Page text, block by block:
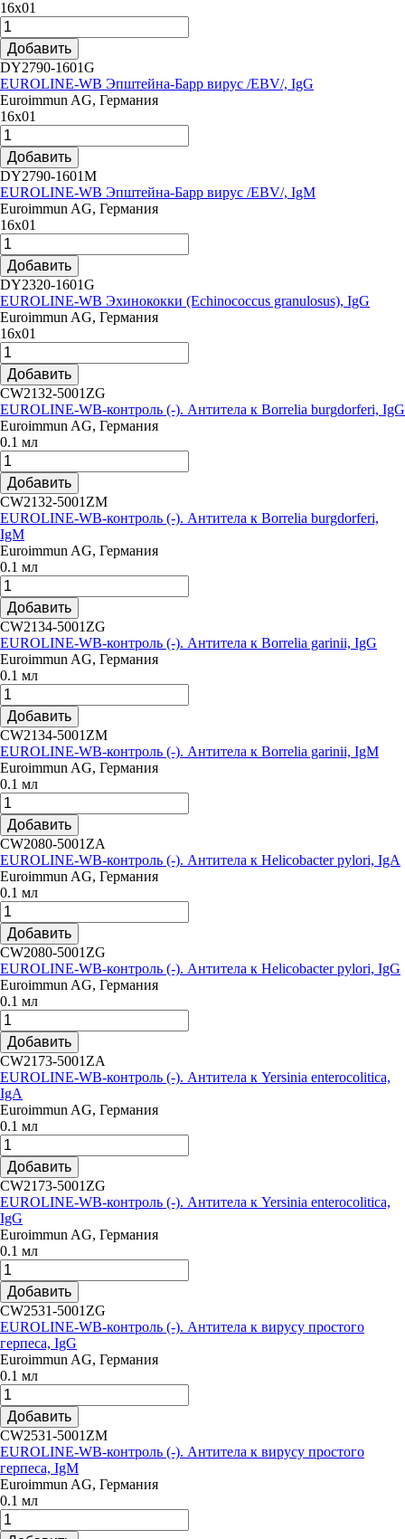
16х01
Добавить
DY2790-1601G
EUROLINE-WB Эпштейна-Барр вирус /EBV/, IgG
Euroimmun AG, Германия
16х01
Добавить
DY2790-1601M
EUROLINE-WB Эпштейна-Барр вирус /EBV/, IgM
Euroimmun AG, Германия
16х01
Добавить
DY2320-1601G
EUROLINE-WB Эхинококки (Echinococcus granulosus), IgG
Euroimmun AG, Германия
16х01
Добавить
CW2132-5001ZG
EUROLINE-WB-контроль (-). Антитела к Borrelia burgdorferi, IgG
Euroimmun AG, Германия
0.1 мл
Добавить
CW2132-5001ZM
EUROLINE-WB-контроль (-). Антитела к Borrelia burgdorferi,
IgM
Euroimmun AG, Германия
0.1 мл
Добавить
CW2134-5001ZG
EUROLINE-WB-контроль (-). Антитела к Borrelia garinii, IgG
Euroimmun AG, Германия
0.1 мл
Добавить
CW2134-5001ZM
EUROLINE-WB-контроль (-). Антитела к Borrelia garinii, IgM
Euroimmun AG, Германия
0.1 мл
Добавить
CW2080-5001ZA
EUROLINE-WB-контроль (-). Антитела к Helicobacter pylori, IgA
Euroimmun AG, Германия
0.1 мл
Добавить
CW2080-5001ZG
EUROLINE-WB-контроль (-). Антитела к Helicobacter pylori, IgG
Euroimmun AG, Германия
0.1 мл
Добавить
CW2173-5001ZA
EUROLINE-WB-контроль (-). Антитела к Yersinia enterocolitica,
IgA
Euroimmun AG, Германия
0.1 мл
Добавить
CW2173-5001ZG
EUROLINE-WB-контроль (-). Антитела к Yersinia enterocolitica,
IgG
Euroimmun AG, Германия
0.1 мл
Добавить
CW2531-5001ZG
EUROLINE-WB-контроль (-). Антитела к вирусу простого
герпеса, IgG
Euroimmun AG, Германия
0.1 мл
Добавить
CW2531-5001ZM
EUROLINE-WB-контроль (-). Антитела к вирусу простого
герпеса, IgM
Euroimmun AG, Германия
0.1 мл